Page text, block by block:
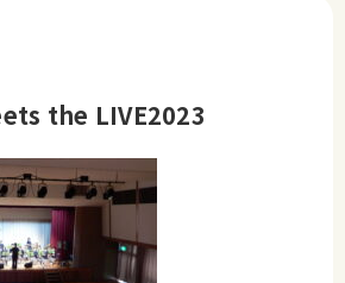
the LIVE2023